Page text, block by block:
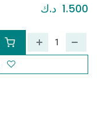
1.500 د.ك